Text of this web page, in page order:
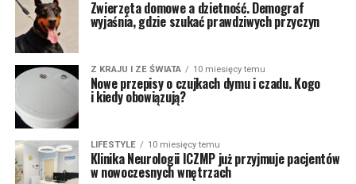
Zwierzęta domowe a dzietność. Demograf
wyjaśnia, gdzie szukać prawdziwych przyczyn
Z KRAJU I ZE ŚWIATA 10 miesięcy temu
Nowe przepisy o czujkach dymu i czadu. Kogo
i kiedy obowiązują?
LIFESTYLE 10 miesięcy temu
Klinika Neurologii ICZMP już przyjmuje pacjentów
w nowoczesnych wnętrzach